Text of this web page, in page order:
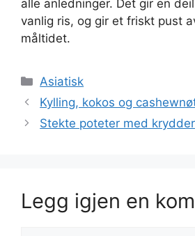
alle anledninger. Det gir en
vanlig ris, og gir et friskt pust
måltidet.
Kategorier
Asiatisk
Kylling, kokos og
Stekte poteter med krydder
Legg igjen en